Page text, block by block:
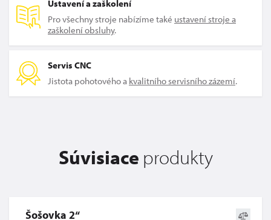
Ustavení a zaškolení
Pro všechny stroje nabízíme také ustavení stroje a
zaškolení obsluhy.
Servis CNC
Jistota pohotového a kvalitního servisního zázemí.
Súvisiace produkty
Šošovka 2“